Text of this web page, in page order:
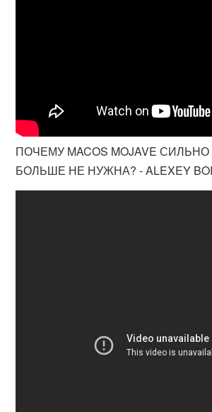
ПОЧЕМУ MACOS MOJAVE
БОЛЬШЕ НЕ НУЖНА? - ALEXEY